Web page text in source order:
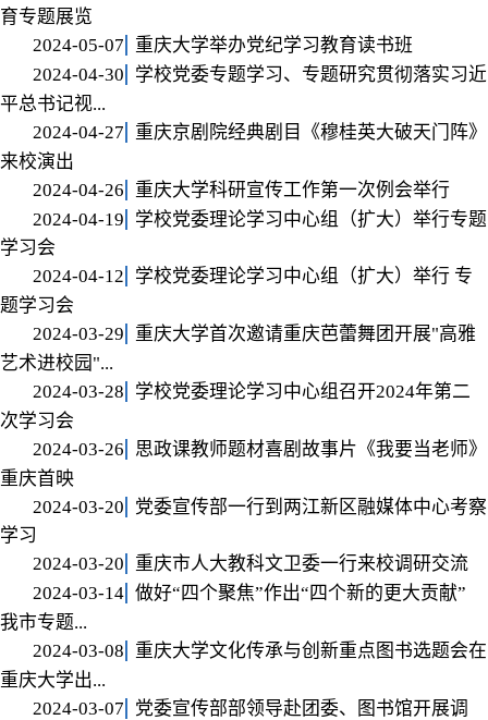
育专题展览
2024-05-07
重庆大学举办党纪学习教育读书班
2024-04-30
学校党委专题学习、专题研究贯彻落实习近
平总书记视...
2024-04-27
重庆京剧院经典剧目《穆桂英大破天门阵》
来校演出
2024-04-26
重庆大学科研宣传工作第一次例会举行
2024-04-19
学校党委理论学习中心组（扩大）举行专题
学习会
2024-04-12
学校党委理论学习中心组（扩大）举行 专
题学习会
2024-03-29
重庆大学首次邀请重庆芭蕾舞团开展"高雅
艺术进校园"...
2024-03-28
学校党委理论学习中心组召开2024年第二
次学习会
2024-03-26
思政课教师题材喜剧故事片《我要当老师》
重庆首映
2024-03-20
党委宣传部一行到两江新区融媒体中心考察
学习
2024-03-20
重庆市人大教科文卫委一行来校调研交流
2024-03-14 做好“四个聚焦”作出“四个新的更大贡献”
我市专题...
2024-03-08
重庆大学文化传承与创新重点图书选题会在
重庆大学出...
2024-03-07
党委宣传部部领导赴团委、图书馆开展调